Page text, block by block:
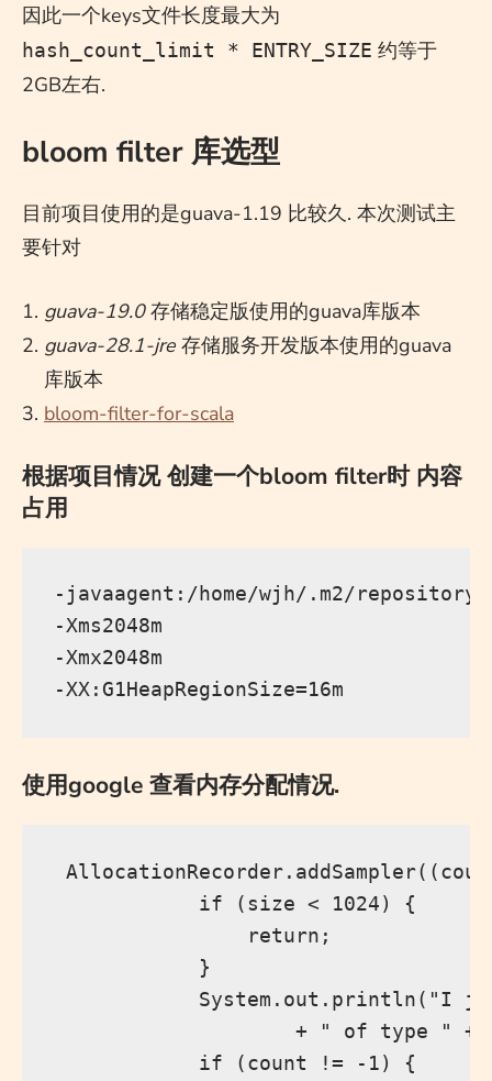
因此一个keys文件长度最大为
hash_count_limit * ENTRY_SIZE 约等于
2GB左右.
bloom filter 库选型
目前项目使用的是guava-1.19 比较久. 本次测试主
要针对
guava-19.0存储稳定版使用的guava库版本
guava-28.1-jre 存储服务开发版本使用的guava
库版本
bloom-filter-for-scala
根据项目情况 创建一个bloom filter时 内容
占用
-javaagent:/home/wjh/.m2/
-Xms2048m
-Xmx2048m
使用google 查看内存分配情况.
            if (size < 1024) {
                return;
            }
System.out.println("I
+ " of type " +
            if (count != -1) {